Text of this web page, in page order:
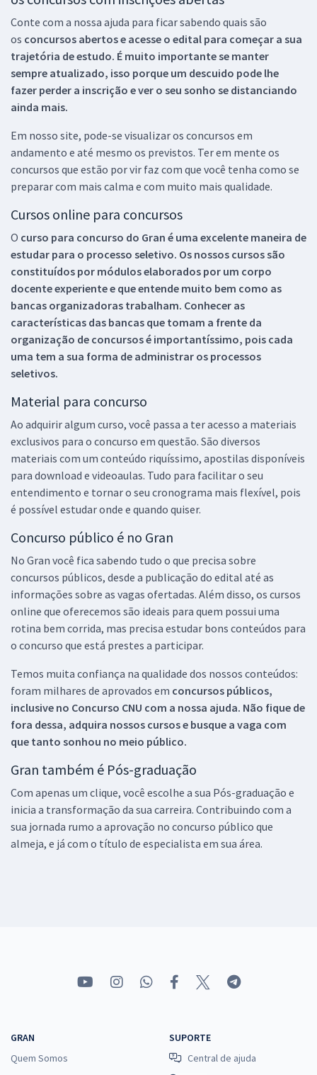
Conte com a nossa ajuda para ficar sabendo quais são
os concursos abertos e acesse o edital para começar a sua
trajetória de estudo. É muito importante se manter
sempre atualizado, isso porque um descuido pode lhe
fazer perder a inscrição e ver o seu sonho se distanciando
ainda mais.
Em nosso site, pode-se visualizar os concursos em
andamento e até mesmo os previstos. Ter em mente os
concursos que estão por vir faz com que você tenha como se
preparar com mais calma e com muito mais qualidade.
Cursos online para concursos
O curso para concurso do Gran é uma excelente maneira de
estudar para o processo seletivo. Os nossos cursos são
constituídos por módulos elaborados por um corpo
docente experiente e que entende muito bem como as
bancas organizadoras trabalham. Conhecer as
características das bancas que tomam a frente da
organização de concursos é importantíssimo, pois cada
uma tem a sua forma de administrar os processos
seletivos.
Material para concurso
Ao adquirir algum curso, você passa a ter acesso a materiais
exclusivos para o concurso em questão. São diversos
materiais com um conteúdo riquíssimo, apostilas disponíveis
para download e videoaulas. Tudo para facilitar o seu
entendimento e tornar o seu cronograma mais flexível, pois
é possível estudar onde e quando quiser.
Concurso público é no Gran
No Gran você fica sabendo tudo o que precisa sobre
concursos públicos, desde a publicação do edital até as
informações sobre as vagas ofertadas. Além disso, os cursos
online que oferecemos são ideais para quem possui uma
rotina bem corrida, mas precisa estudar bons conteúdos para
o concurso que está prestes a participar.
Temos muita confiança na qualidade dos nossos conteúdos:
foram milhares de aprovados em concursos públicos,
inclusive no Concurso CNU com a nossa ajuda. Não fique de
fora dessa, adquira nossos cursos e busque a vaga com
que tanto sonhou no meio público.
Gran também é Pós-graduação
Com apenas um clique, você escolhe a sua Pós-graduação e
inicia a transformação da sua carreira. Contribuindo com a
sua jornada rumo a aprovação no concurso público que
almeja, e já com o título de especialista em sua área.
GRAN
Quem Somos
SUPORTE
Central de ajuda